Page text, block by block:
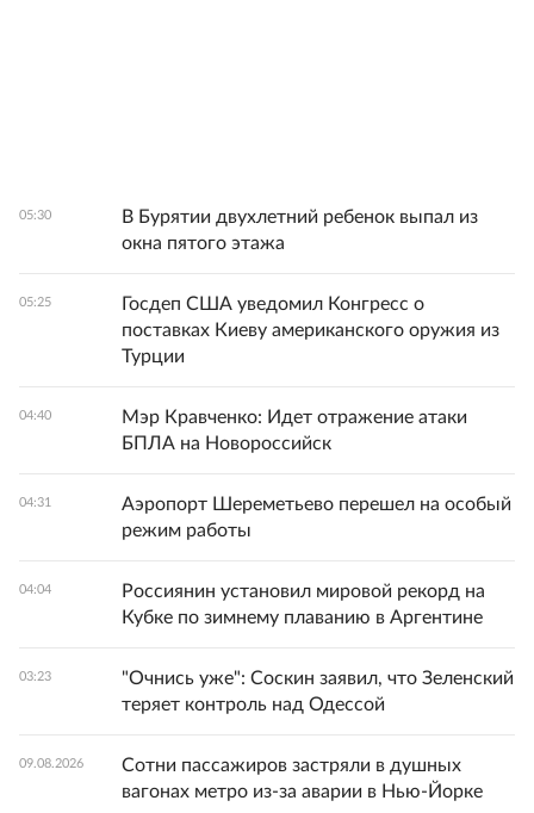
05:30
В Бурятии двухлетний ребенок выпал из
окна пятого этажа
05:25
Госдеп США уведомил Конгресс о
поставках Киеву американского оружия из
Турции
04:40
Мэр Кравченко: Идет отражение атаки
БПЛА на Новороссийск
04:31
Аэропорт Шереметьево перешел на особый
режим работы
04:04
Россиянин установил мировой рекорд на
Кубке по зимнему плаванию в Аргентине
03:23
"Очнись уже": Соскин заявил, что Зеленский
теряет контроль над Одессой
09.08.2026
Сотни пассажиров застряли в душных
вагонах метро из-за аварии в Нью-Йорке